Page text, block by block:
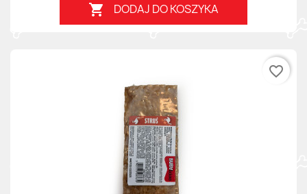
 DODAJ DO KOSZYKA
favorite_border